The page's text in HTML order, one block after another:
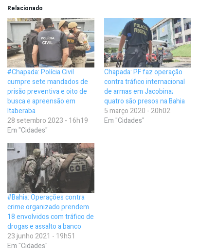
Relacionado
#Chapada: Polícia Civil
cumpre sete mandados de
prisão preventiva e oito de
busca e apreensão em
Itaberaba
28 setembro 2023 - 16h19
Em "Cidades"
Chapada: PF faz operação
contra tráfico internacional
de armas em Jacobina;
quatro são presos na Bahia
5 março 2020 - 20h02
Em "Cidades"
#Bahia: Operações contra
crime organizado prendem
18 envolvidos com tráfico de
drogas e assalto a banco
23 junho 2021 - 19h51
Em "Cidades"